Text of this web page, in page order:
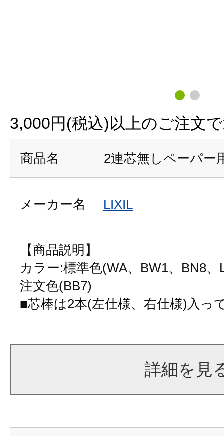
3,000円(税込)以上のご注文で
商品名 2連芯無しペーパー
メーカー名 LIXIL
【商品説明】
カラー:標準色(WA、BW1、BN8、
注文色(BB7)
■芯棒は2本(左仕様、右仕様)入っ
詳細を見